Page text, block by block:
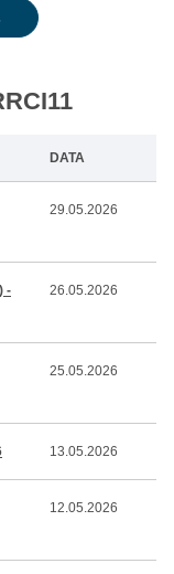
DATA
29.05.2026
-
26.05.2026
25.05.2026
13.05.2026
12.05.2026